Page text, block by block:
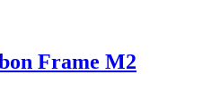
Frame M2